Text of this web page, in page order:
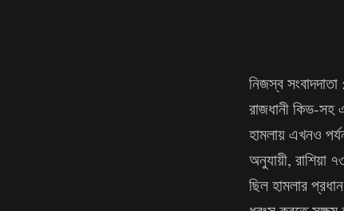
নিজস্ব
রাজধানী কিভ-সহ
হামলায় এখনও
অনুযায়ী, রাশিয়া
ছিল হামলার